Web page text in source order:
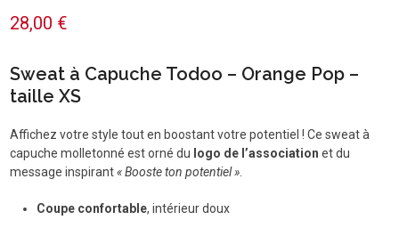
28,00 €
Sweat à Capuche Todoo – Orange Pop –
taille XS
Affichez votre style tout en boostant votre potentiel ! Ce sweat à
capuche molletonné est orné du logo de l’association et du
message inspirant« Booste ton potentiel »
Coupe confortable, intérieur doux